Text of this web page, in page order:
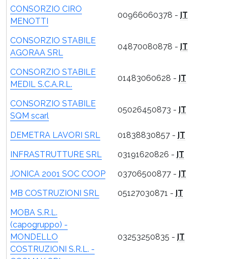
CONSORZIO CIRO
MENOTTI
00966060378 - IT
CONSORZIO STABILE
AGORAA SRL
04870080878 - IT
CONSORZIO STABILE
MEDIL S.C.A.R.L.
01483060628 - IT
CONSORZIO STABILE
SQM scarl
05026450873 - IT
DEMETRA LAVORI SRL 01838830857 - IT
INFRASTRUTTURE SRL
03191620826 - IT
JONICA 2001 SOC COOP
03706500877 - IT
MB COSTRUZIONI SRL
05127030871 - IT
MOBA S.R.L.
(capogruppo) -
MONDELLO
COSTRUZIONI S.R.L. -
03253250835 - IT